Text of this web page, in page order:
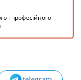
і професійного